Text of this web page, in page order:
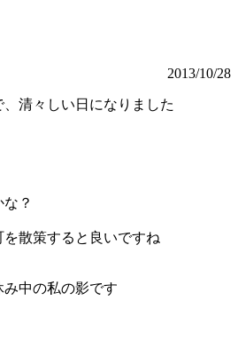
2013/10/28
清々しい日になりました
？
散策すると良いですね
中の私の影です